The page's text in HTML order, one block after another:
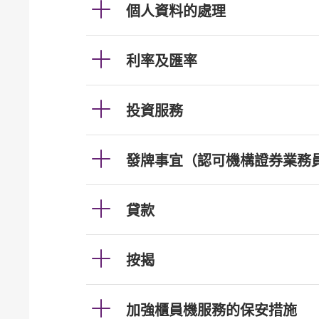
個人資料的處理
利率及匯率
投資服務
發牌事宜（認可機構證券業務
貸款
按揭
加強櫃員機服務的保安措施